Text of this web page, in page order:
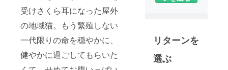
受けさくら耳になった屋外
の地域猫。もう繁殖しない
一代限りの命を穏やかに、
健やかに過ごしてもらいた
リターンを
選ぶ